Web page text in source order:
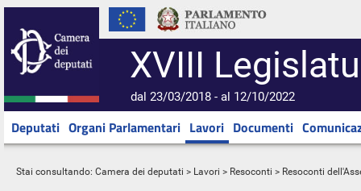
XVIII
dal 23/03/2018 - al 12/10/2022
Deputati Organi Parlamentari Lavori Documenti
Stai consultando: Camera dei deputati > Lavori > Resoconti > Resoconti